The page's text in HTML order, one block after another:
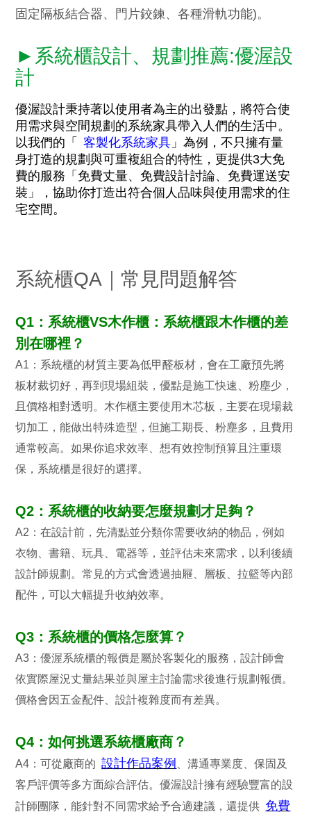
固定隔板結合器、門片鉸鍊、各種滑軌功能)。
►系統櫃設計、規劃推薦:優渥設
計
優渥設計秉持著以使用者為主的出發點，將符合使
用需求與空間規劃的系統家具帶入人們的生活中。
以我們的「
客製化系統家具 」為例，不只擁有量
身打造的規劃與可重複組合的特性，更提供3大免
費的服務「免費丈量、免費設計討論、免費運送安
裝」，協助你打造出符合個人品味與使用需求的住
宅空間。
系統櫃QA｜常見問題解答
Q1：系統櫃VS木作櫃：系統櫃跟木作櫃的差
別在哪裡？
A1：系統櫃的材質主要為低甲醛板材，會在工廠預先將
板材裁切好，再到現場組裝，優點是施工快速、粉塵少，
且價格相對透明。木作櫃主要使用木芯板，主要在現場裁
切加工，能做出特殊造型，但施工期長、粉塵多，且費用
通常較高。如果你追求效率、想有效控制預算且注重環
保，系統櫃是很好的選擇。
Q2：系統櫃的收納要怎麼規劃才足夠？
A2：在設計前，先清點並分類你需要收納的物品，例如
衣物、書籍、玩具、電器等，並評估未來需求，以利後續
設計師規劃。常見的方式會透過抽屜、層板、拉籃等內部
配件，可以大幅提升收納效率。
Q3：系統櫃的價格怎麼算？
A3：優渥系統櫃的報價是屬於客製化的服務，設計師會
依實際屋況丈量結果並與屋主討論需求後進行規劃報價。
價格會因五金配件、設計複雜度而有差異。
Q4：如何挑選系統櫃廠商？
A4：可從廠商的 設計作品案例
、溝通專業度、保固及
客戶評價等多方面綜合評估。優渥設計擁有經驗豐富的設
計師團隊，能針對不同需求給予合適建議，還提供 免費